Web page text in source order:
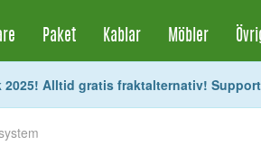
Paket Kablar Möbler
Alltid gratis fraktalternativ!